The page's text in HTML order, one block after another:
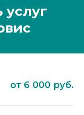
от 6 000 руб.